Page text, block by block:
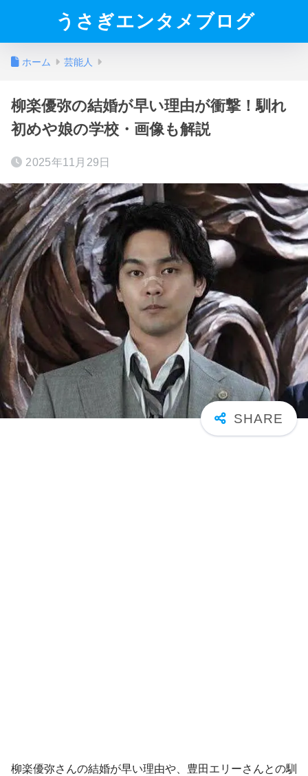
うさぎエンタメブログ
ホーム 芸能人
柳楽優弥の結婚が早い理由が衝撃！馴れ
初めや娘の学校・画像も解説
2025年11月29日
柳楽優弥さんの結婚が早い理由や、豊田エリーさんとの馴